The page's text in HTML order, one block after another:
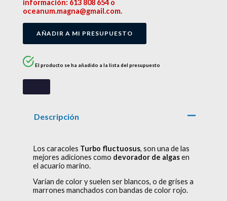
información: 613 808 654 o
oceanum.magna@gmail.com.
AÑADIR A MI PRESUPUESTO
El producto se ha añadido a la lista del presupuesto
Descripción
Los caracoles Turbo fluctuosus, son una de las
mejores adiciones como devorador de algasen
el acuario marino.
Varían de color y suelen ser blancos, o de grises a
marrones manchados con bandas de color rojo.